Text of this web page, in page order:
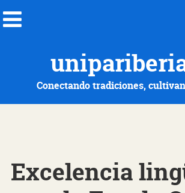
Conectando tradiciones,
Excelencia